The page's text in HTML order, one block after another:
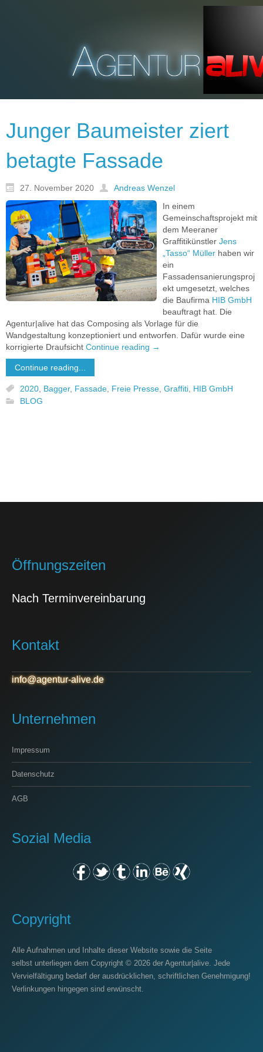
Junger Baumeister ziert
betagte Fassade
27. November 2020
Andreas Wenzel
In einem
Gemeinschaftsprojekt mit
dem Meeraner
Graffitikünstler Jens
„Tasso“ Müllerhaben wir
ein
Fassadensanierungsproj
ekt umgesetzt, welches
die Baufirma HIB GmbH
beauftragt hat. Die
Agentur|alive hat das Composing als Vorlage für die
Wandgestaltung konzeptioniert und entworfen. Dafür wurde eine
korrigierte Draufsicht Continue reading →
Continue reading...
2020, Bagger, Fassade, Freie Presse, Graffiti, HIB GmbH
BLOG
Öffnungszeiten
Nach Terminvereinbarung
Kontakt
info@agentur-alive.de
Unternehmen
Impressum
Datenschutz
AGB
Sozial Media
Copyright
Alle Aufnahmen und Inhalte dieser Website sowie die Seite
selbst unterliegen dem Copyright © 2026 der Agentur|alive . Jede
Vervielfältigung bedarf der ausdrücklichen, schriftlichen Genehmigung!
Verlinkungen hingegen sind erwünscht.